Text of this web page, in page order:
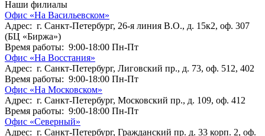
Наши филиалы
Офис «На Васильевском»
Адрес: г. Санкт-Петербург, 26-я линия В.О., д. 15к2, оф. 307
(БЦ «Биржа»)
Время работы: 9:00-18:00 Пн-Пт
Офис «На Восстания»
Адрес: г. Санкт-Петербург, Лиговский пр., д. 73, оф. 512, 402
Время работы: 9:00-18:00 Пн-Пт
Офис «На Московском»
Адрес: г. Санкт-Петербург, Московский пр., д. 109, оф. 412
Время работы: 9:00-18:00 Пн-Пт
Офис «Северный»
Адрес: г. Санкт-Петербург, Гражданский пр. д. 33 корп. 2, оф.